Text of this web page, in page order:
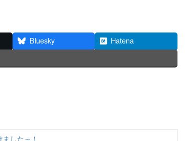
Bluesky Hatena
した～！